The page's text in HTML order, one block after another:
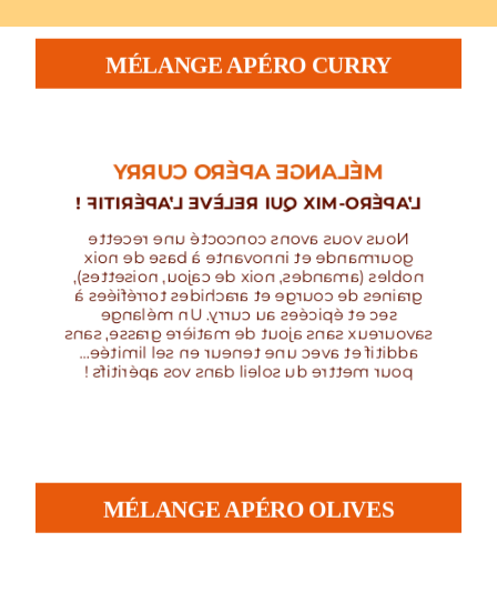
MÉLANGE APÉRO CURRY
MÉLANGE APÉRO CURRY
L’APÉRO-MIX QUI RELÈVE L’APÉRITIF !
Nous vous avons concocté une recette
gourmande et innovante à base de noix
nobles (amandes, noix de cajou, noisettes),
graines de courge et arachides torréfiées à
sec et épicées au curry. Un mélange
savoureux sans ajout de matière grasse, sans
additif et avec une teneur en sel limitée…
pour mettre du soleil dans vos apéritifs !
MÉLANGE APÉRO OLIVES